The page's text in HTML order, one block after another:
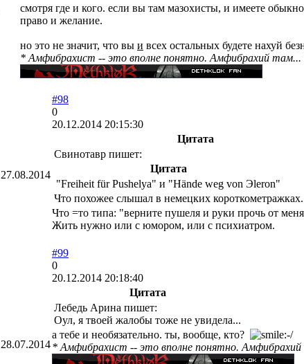
смотря где и кого. если вы там мазохисты, и имеете
право и желание.
но это не значит, что вы и всех остальных будете нахуй
* Амфибрахист -- это вполне понятно. Амфибрахий
27.08.2014
#98
0
20.12.2014 20:15:30
Цитата
Свинотавр пишет:
Цитата
"Freiheit für Pushelya" и "Hände weg von Эleron"
Что похожее слышал в немецких
Что =то типа: "верните пушеля и руки прочь от
Жить нужно или с юмором, или с психиатром.
28.07.2014
#99
0
20.12.2014 20:18:40
Цитата
Лебедь Арина пишет:
Оул, я твоей жалобы тоже не увидела...
а тебе и необязательно. ты, вообще, кто?
* Амфибрахист -- это вполне понятно.